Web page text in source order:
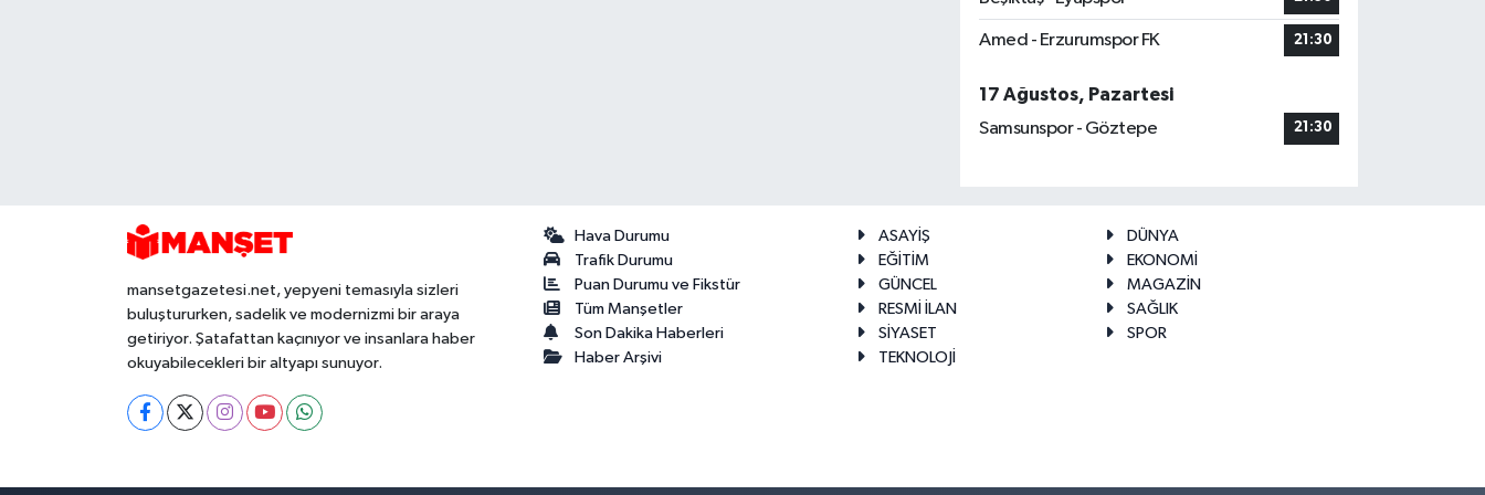
Amed - Erzurumspor FK 21:30
17 Ağustos, Pazartesi
Samsunspor - Göztepe
21:30
mansetgazetesi.net, yepyeni temasıyla sizleri
buluştururken, sadelik ve modernizmi bir araya
getiriyor. Şatafattan kaçınıyor ve insanlara haber
okuyabilecekleri bir altyapı sunuyor.
Hava Durumu
Trafik Durumu
Puan Durumu ve Fikstür
Tüm Manşetler
Son Dakika Haberleri
Haber Arşivi
ASAYİŞ
DÜNYA
EĞİTİM
EKONOMİ
GÜNCEL
MAGAZİN
RESMİ İLAN
SAĞLIK
SİYASET
SPOR
TEKNOLOJİ